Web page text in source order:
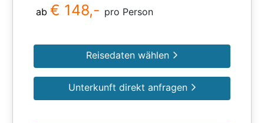
ab € 148,- pro Person
Reisedaten wählen
Unterkunft direkt anfragen